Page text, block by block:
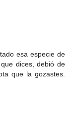
esa especie de
dices, debió de
que la gozastes.